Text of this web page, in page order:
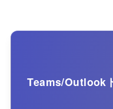
Teams/Outlook